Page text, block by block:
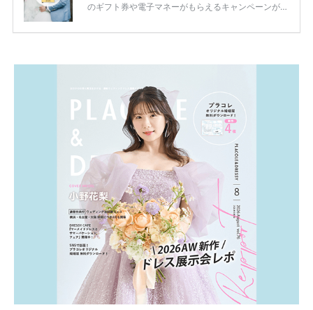
のギフト券や電子マネーがもらえるキャンペーンがあ
ため、比較せずに選ぶと損をしてしまうことも……。
一番お得？」「プラコレの特典は？」といった疑問も
解決します。 まずは診断で候補を絞れる「ウェディ
ング診断」か、体験型 […]続きを読む